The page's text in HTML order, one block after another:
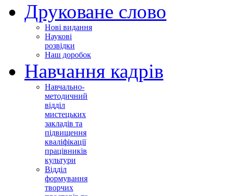
Друковане слово
Нові видання
Наукові
розвідки
Наш доробок
Навчання кадрів
Навчально-
методичний
відділ
мистецьких
закладів та
підвищення
кваліфікації
працівників
культури
Відділ
формування
творчих